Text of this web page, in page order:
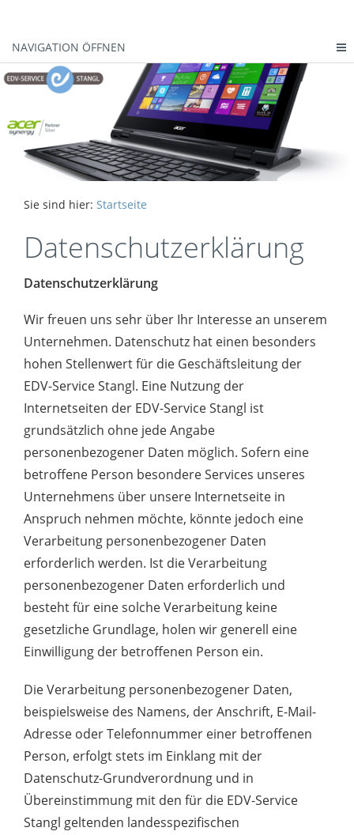
NAVIGATION ÖFFNEN
Sie sind hier: Startseite
Datenschutzerklärung
Datenschutzerklärung
Wir freuen uns sehr über Ihr Interesse an unserem
Unternehmen. Datenschutz hat einen besonders
hohen Stellenwert für die Geschäftsleitung der
EDV-Service Stangl. Eine Nutzung der
Internetseiten der EDV-Service Stangl ist
grundsätzlich ohne jede Angabe
personenbezogener Daten möglich. Sofern eine
betroffene Person besondere Services unseres
Unternehmens über unsere Internetseite in
Anspruch nehmen möchte, könnte jedoch eine
Verarbeitung personenbezogener Daten
erforderlich werden. Ist die Verarbeitung
personenbezogener Daten erforderlich und
besteht für eine solche Verarbeitung keine
gesetzliche Grundlage, holen wir generell eine
Einwilligung der betroffenen Person ein.
Die Verarbeitung personenbezogener Daten,
beispielsweise des Namens, der Anschrift, E-Mail-
Adresse oder Telefonnummer einer betroffenen
Person, erfolgt stets im Einklang mit der
Datenschutz-Grundverordnung und in
Übereinstimmung mit den für die EDV-Service
Stangl geltenden landesspezifischen